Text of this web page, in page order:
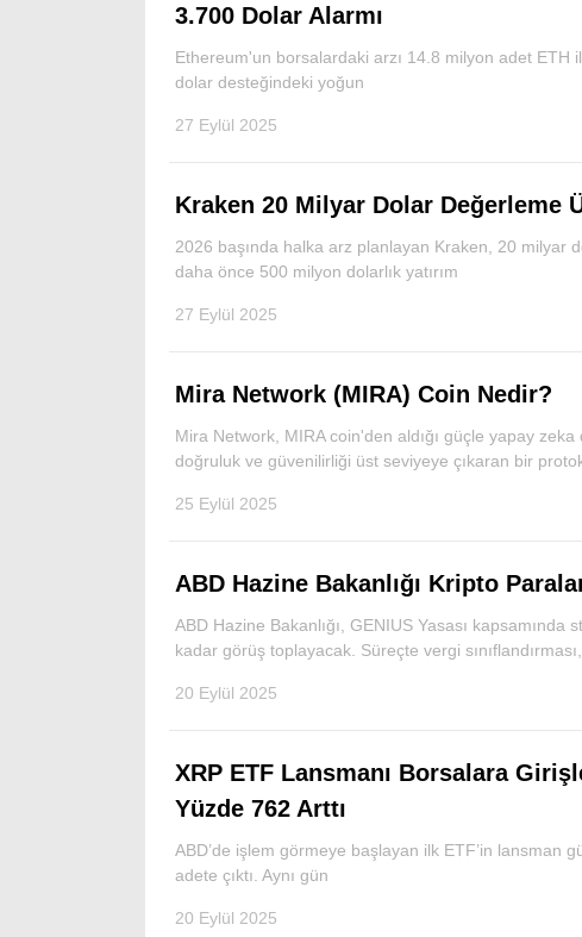
3.700 Dolar Alarmı
Ethereum'un borsalardaki arzı 14.8 milyon adet ETH
dolar desteğindeki yoğun
27 Eylül 2025
Kraken 20 Milyar Dolar Değerleme
2026 başında halka arz planlayan Kraken, 20 milyar
daha önce 500 milyon dolarlık yatırım
27 Eylül 2025
Mira Network (MIRA) Coin Nedir?
Mira Network, MIRA coin'den aldığı güçle yapay
doğruluk ve güvenilirliği üst seviyeye çıkaran bir
25 Eylül 2025
ABD Hazine Bakanlığı Kripto
ABD Hazine Bakanlığı, GENIUS Yasası
kadar görüş toplayacak. Süreçte vergi
20 Eylül 2025
XRP ETF Lansmanı Borsalara
Yüzde 762 Arttı
ABD’de işlem görmeye başlayan ilk ETF’in lansman
adete çıktı. Aynı gün
20 Eylül 2025